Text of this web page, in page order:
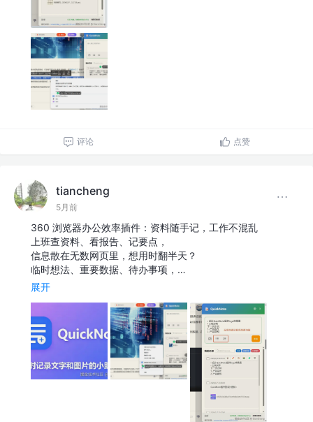
评论 点赞
tiancheng
5月前
360 浏览器办公效率插件：资料随手记，工作不混乱
上班查资料、看报告、记要点，
信息散在无数网页里，想用时翻半天？
临时想法、重要数据、待办事项，…
展开